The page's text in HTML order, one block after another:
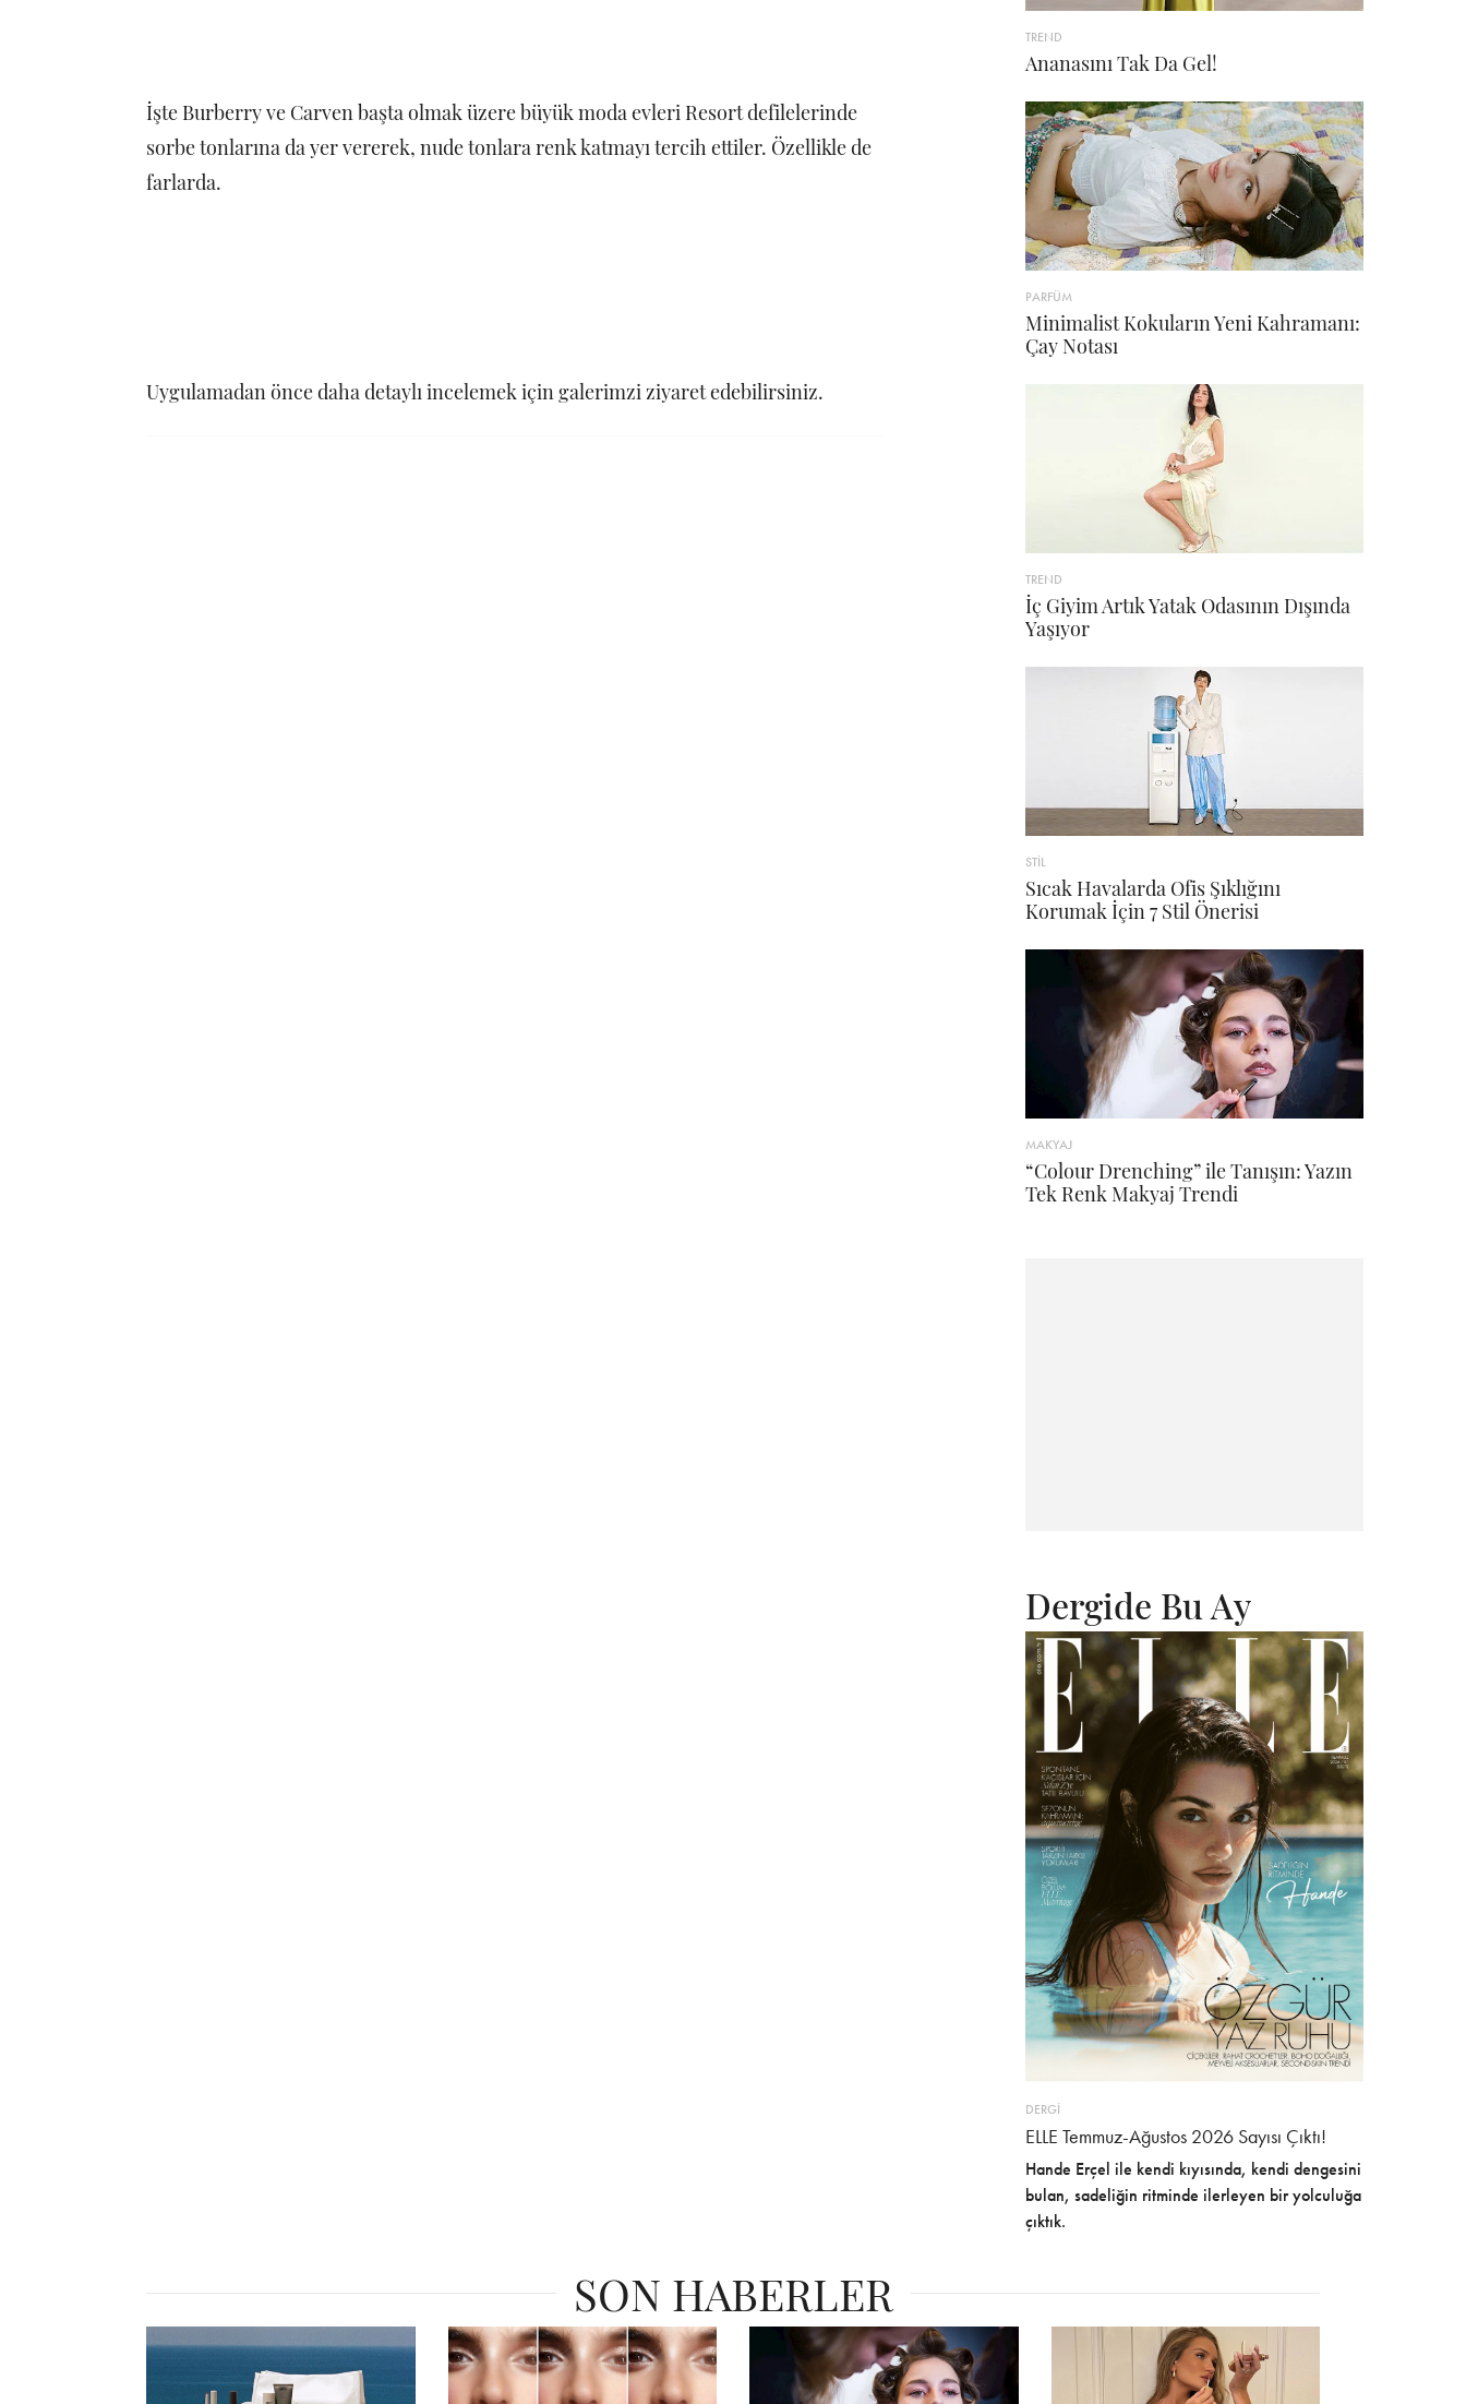
İşte Burberry ve Carven başta olmak üzere büyük moda evleri Resort defilelerinde
sorbe tonlarına da yer vererek, nude tonlara renk katmayı tercih ettiler. Özellikle de
farlarda.
Uygulamadan önce daha detaylı incelemek için galerimzi ziyaret edebilirsiniz.
TREND
Ananasını Tak Da Gel!
PARFÜM
Minimalist Kokuların Yeni Kahramanı:
Çay Notası
TREND
İç Giyim Artık Yatak Odasının Dışında
Yaşıyor
STİL
Sıcak Havalarda Ofis Şıklığını
Korumak İçin 7 Stil Önerisi
MAKYAJ
“Colour Drenching” ile Tanışın: Yazın
Tek Renk Makyaj Trendi
Dergide Bu Ay
DERGİ
ELLE Temmuz-Ağustos 2026 Sayısı Çıktı!
Hande Erçel ile kendi kıyısında, kendi dengesini
bulan, sadeliğin ritminde ilerleyen bir yolculuğa
çıktık.
SON HABERLER